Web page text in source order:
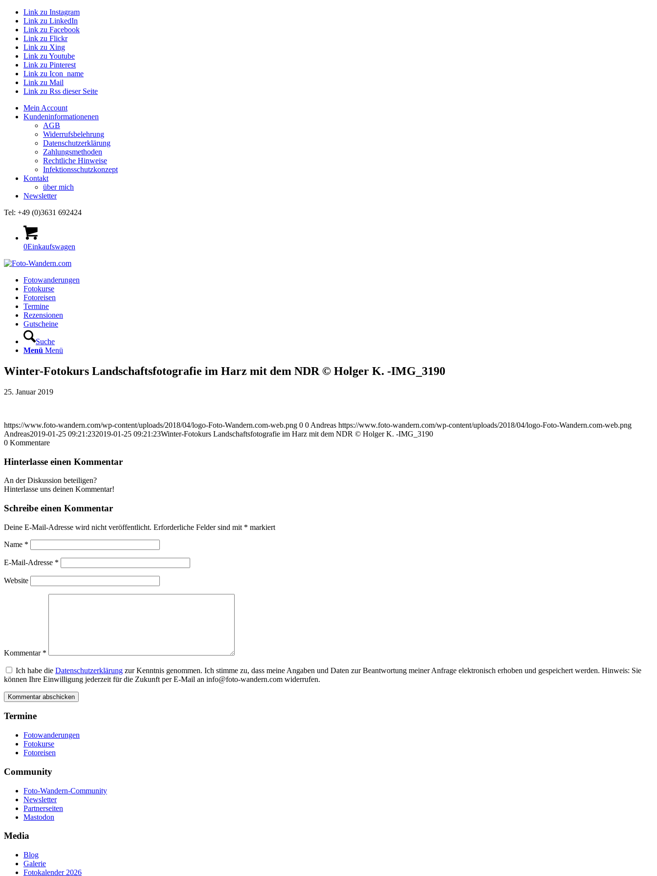
Link zu Instagram
Link zu LinkedIn
Link zu Facebook
Link zu Flickr
Link zu Xing
Link zu Youtube
Link zu Pinterest
Link zu Icon_name
Link zu Mail
Link zu Rss dieser Seite
Mein Account
Kundeninformationenen
AGB
Widerrufsbelehrung
Datenschutzerklärung
Zahlungsmethoden
Rechtliche Hinweise
Infektionsschutzkonzept
Kontakt
über mich
Newsletter
Tel: +49 (0)3631 692424
0Einkaufswagen
Fotowanderungen
Fotokurse
Fotoreisen
Termine
Rezensionen
Gutscheine
Suche
Menü Menü
Winter-Fotokurs Landschaftsfotografie im Harz mit dem NDR © Holger K. -IMG_3190
25. Januar 2019
https://www.foto-wandern.com/wp-content/uploads/2018/04/logo-Foto-Wandern.com-web.png 0 0 Andreas https://www.foto-wandern.com/wp-content/uploads/2018/04/logo-Foto-Wandern.com-web.png
Andreas2019-01-25 09:21:232019-01-25 09:21:23Winter-Fotokurs Landschaftsfotografie im Harz mit dem NDR © Holger K. -IMG_3190
0 Kommentare
Hinterlasse einen Kommentar
An der Diskussion beteiligen?
Hinterlasse uns deinen Kommentar!
Schreibe einen Kommentar
Deine E-Mail-Adresse wird nicht veröffentlicht. Erforderliche Felder sind mit * markiert
Name *
E-Mail-Adresse *
Website
Kommentar *
Ich habe die Datenschutzerklärung zur Kenntnis genommen. Ich stimme zu, dass meine Angaben und Daten zur Beantwortung meiner Anfrage elektronisch erhoben und gespeichert werden. Hinweis: Sie
können Ihre Einwilligung jederzeit für die Zukunft per E-Mail an info@foto-wandern.com widerrufen.
Termine
Fotowanderungen
Fotokurse
Fotoreisen
Community
Foto-Wandern-Community
Newsletter
Partnerseiten
Mastodon
Media
Blog
Galerie
Fotokalender 2026